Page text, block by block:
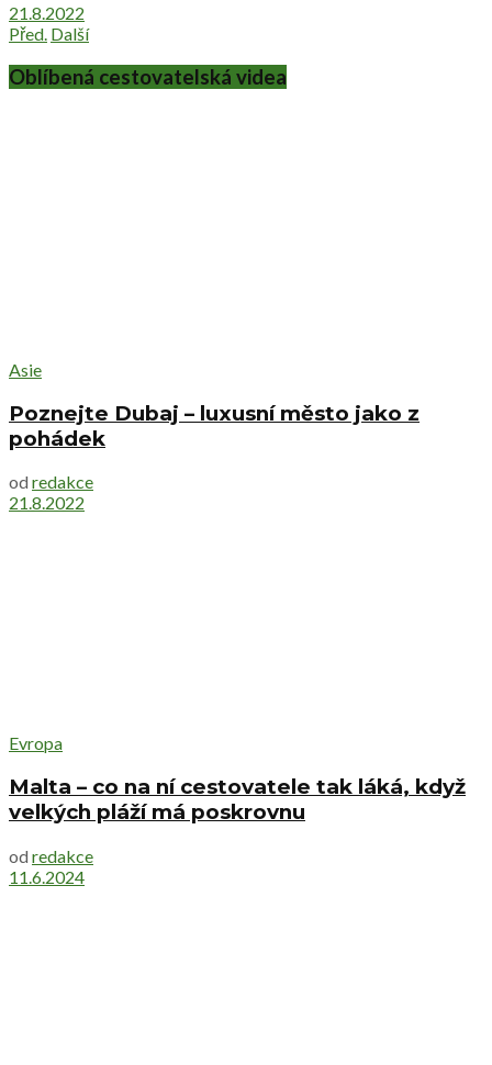
21.8.2022
Před. Další
Oblíbená cestovatelská videa
Asie
Poznejte Dubaj – luxusní město jako z
pohádek
od redakce
21.8.2022
Evropa
Malta – co na ní cestovatele tak láká, když
velkých pláží má poskrovnu
od redakce
11.6.2024